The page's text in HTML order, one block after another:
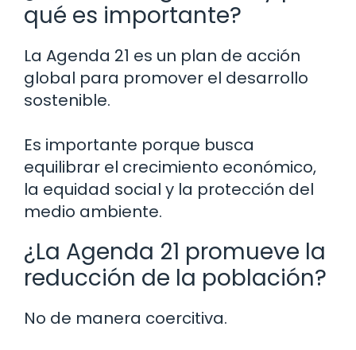
qué es importante?
La Agenda 21 es un plan de acción
global para promover el desarrollo
sostenible.
Es importante porque busca
equilibrar el crecimiento económico,
la equidad social y la protección del
medio ambiente.
¿La Agenda 21 promueve la
reducción de la población?
No de manera coercitiva.